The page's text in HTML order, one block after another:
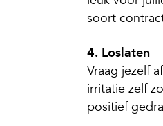
soort
4. Loslaten
Vraag jezelf
irritatie zelf
positief